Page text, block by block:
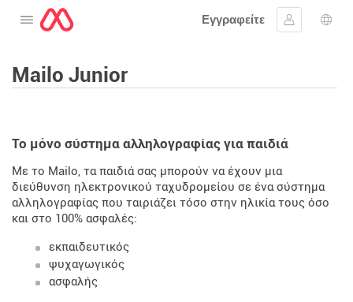
Ανοίξτε το μενού
Εγγραφείτε
Συνδεθείτε
Mailo Junior
Το μόνο σύστημα αλληλογραφίας για παιδιά
Με το Mailo, τα παιδιά σας μπορούν να έχουν μια
διεύθυνση ηλεκτρονικού ταχυδρομείου σε ένα σύστημα
αλληλογραφίας που ταιριάζει τόσο στην ηλικία τους όσο
και στο 100% ασφαλές:
εκπαιδευτικός
ψυχαγωγικός
ασφαλής